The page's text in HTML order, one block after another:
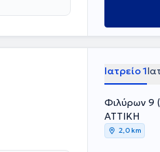
της
της
Ιατρείο 1
Φιλύρων 9
ΑΤΤΙΚΗ
2,0 km